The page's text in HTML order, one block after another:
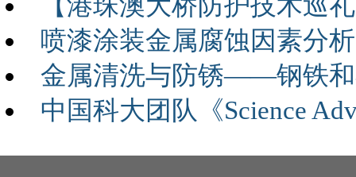
喷漆涂装金属腐蚀因素分析
金属清洗与防锈——钢铁和
中国科大团队《Science